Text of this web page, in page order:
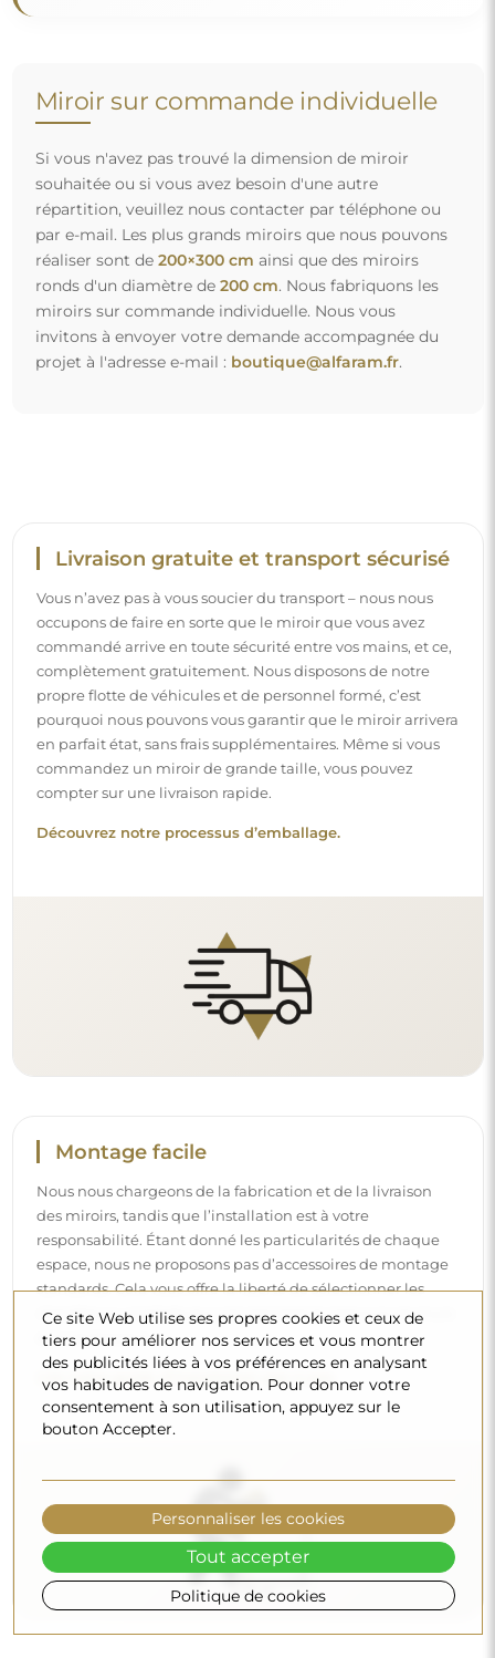
Livraison gratuite et transport sécurisé
occupons de faire en sorte que le miroir que vous avez
commandé arrive en toute sécurité entre vos mains, et ce,
complètement gratuitement. Nous disposons de notre
propre flotte de véhicules et de personnel formé, c’est
pourquoi nous pouvons vous garantir que le miroir arrivera
en parfait état, sans frais supplémentaires. Même si vous
commandez un miroir de grande taille, vous pouvez
compter sur une livraison rapide.
Découvrez notre processus d’emballage.
Montage facile
Nous nous chargeons de la fabrication et de la livraison
des miroirs, tandis que l’installation est à votre
responsabilité. Étant donné les particularités de chaque
espace, nous ne proposons pas d’accessoires de montage
standards. Cela vous offre la liberté de sélectionner les
chevilles ou crochets qui conviennent le mieux à vos murs
Nettoyage et entretien
Pour maintenir un éclat optimal, il suffit d’un chiffon en
microfibre et d’eau chaude. Si vous optez pour des
produits spécifiques, veillez à ce qu’ils aient un pH neutre
(autour de 7). Évitez les nettoyants puissants contenant du
vinaigre, de l’ammoniaque ou des acides forts – cela
permettra de conserver un beau reflet pendant de
nombreuses années.
Ce site Web utilise ses propres cookies et ceux de
tiers pour améliorer nos services et vous montrer
des publicités liées à vos préférences en analysant
vos habitudes de navigation. Pour donner votre
consentement à son utilisation, appuyez sur le
bouton Accepter.
Politique de cookies
Personnaliser les cookies
Tout accepter